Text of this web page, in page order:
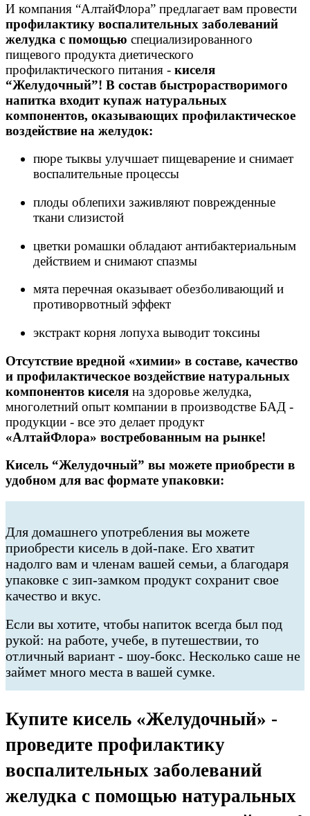
И компания “АлтайФлора” предлагает вам провести
профилактику воспалительных заболеваний
желудка с помощью специализированного
пищевого продукта диетического
профилактического питания - киселя
“Желудочный”! В состав быстрорастворимого
напитка входит купаж натуральных
компонентов, оказывающих профилактическое
воздействие на желудок:
пюре тыквы улучшает пищеварение и снимает
воспалительные процессы
плоды облепихи заживляют поврежденные
ткани слизистой
цветки ромашки обладают антибактериальным
действием и снимают спазмы
мята перечная оказывает обезболивающий и
противорвотный эффект
экстракт корня лопуха выводит токсины
Отсутствие вредной «химии» в составе, качество
и профилактическое воздействие натуральных
компонентов киселя на здоровье желудка,
многолетний опыт компании в производстве БАД -
продукции - все это делает продукт
«АлтайФлора» востребованным на рынке!
Кисель “Желудочный” вы можете приобрести в
удобном для вас формате упаковки:
Для домашнего употребления вы можете
приобрести кисель в дой-паке. Его хватит
надолго вам и членам вашей семьи, а благодаря
упаковке с зип-замком продукт сохранит свое
качество и вкус.
Если вы хотите, чтобы напиток всегда был под
рукой: на работе, учебе, в путешествии, то
отличный вариант - шоу-бокс. Несколько саше не
займет много места в вашей сумке.
Купите кисель «Желудочный» -
проведите профилактику
воспалительных заболеваний
желудка с помощью натуральных